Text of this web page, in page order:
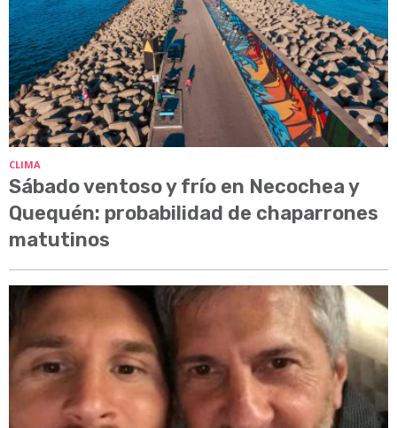
CLIMA
Sábado ventoso y frío en Necochea y
Quequén: probabilidad de chaparrones
matutinos